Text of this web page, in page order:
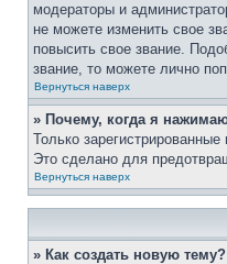
модераторы и
не можете изменить свое
повысить свое звание.
звание, то можете лично
Вернуться наверх
» Почему, когда я
Только
Это сделано для
Вернуться наверх
» Как создать новую тему?